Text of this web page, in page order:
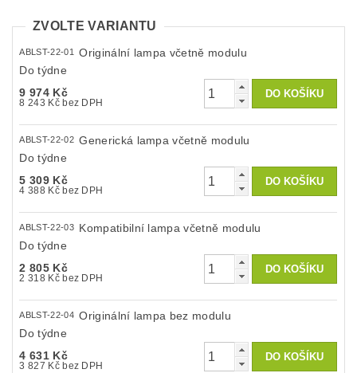
ZVOLTE VARIANTU
ABLST-22-01
Originální lampa včetně modulu
Do týdne
9 974 Kč
8 243 Kč bez DPH
ABLST-22-02 Generická lampa včetně modulu
Do týdne
5 309 Kč
4 388 Kč bez DPH
ABLST-22-03 Kompatibilní lampa včetně modulu
Do týdne
2 805 Kč
2 318 Kč bez DPH
ABLST-22-04 Originální lampa bez modulu
Do týdne
4 631 Kč
3 827 Kč bez DPH